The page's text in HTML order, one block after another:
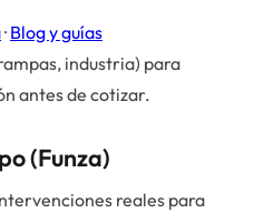
· Blog y guías
industria) para
antes de cotizar.
(Funza)
reales para